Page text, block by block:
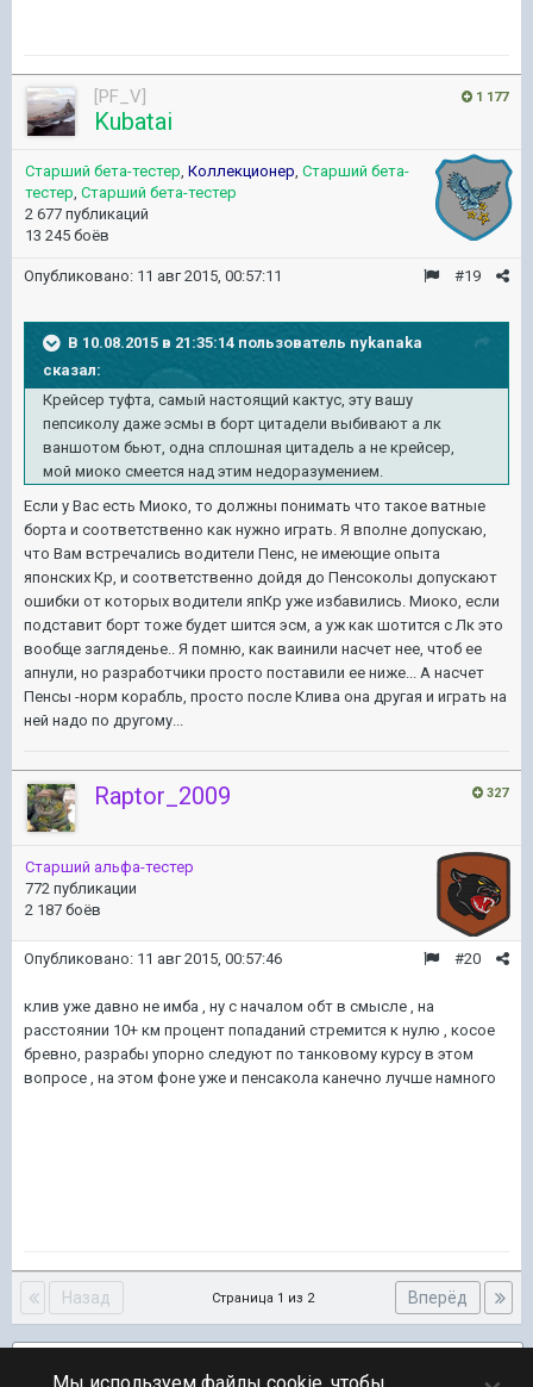
1 177
[PF_V]
Kubatai
Старший бета-тестер Коллекционер Старший бета-
тестер Старший бета-тестер
2 677 публикаций
13 245 боёв
#19
Опубликовано: 11 авг 2015, 00:57:11
В 10.08.2015 в 21:35:14 пользователь nykanaka
сказал:
Крейсер туфта, самый настоящий кактус, эту вашу
пепсиколу даже эсмы в борт цитадели выбивают а лк
ваншотом бьют, одна сплошная цитадель а не крейсер,
мой миоко смеется над этим недоразумением.
Если у Вас есть Миоко, то должны понимать что такое ватные
борта и соответственно как нужно играть. Я вполне допускаю,
что Вам встречались водители Пенс, не имеющие опыта
японских Кр, и соответственно дойдя до Пенсоколы допускают
ошибки от которых водители япКр уже избавились. Миоко, если
подставит борт тоже будет шится эсм, а уж как шотится с Лк это
вообще загляденье.. Я помню, как ваинили насчет нее, чтоб ее
апнули, но разработчики просто поставили ее ниже... А насчет
Пенсы -норм корабль, просто после Клива она другая и играть на
ней надо по другому...
327
Raptor_2009
Старший альфа-тестер
772 публикации
2 187 боёв
#20
Опубликовано: 11 авг 2015, 00:57:46
клив уже давно не имба , ну с началом обт в смысле , на
расстоянии 10+ км процент попаданий стремится к нулю , косое
бревно, разрабы упорно следуют по танковому курсу в этом
вопросе , на этом фоне уже и пенсакола канечно лучше намного
Назад Вперёд
Страница 1 из 2